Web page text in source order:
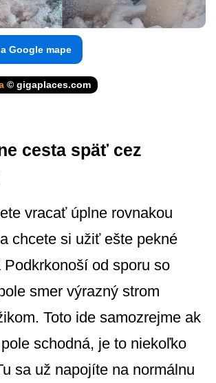
Google mape
© gigaplaces.com
cesta späť cez
vracať úplne rovnakou
chcete si užiť ešte pekné
od sporu so
smer výrazný strom
Toto ide samozrejme ak
schodná, je to niekoľko
sa už napojíte na normálnu